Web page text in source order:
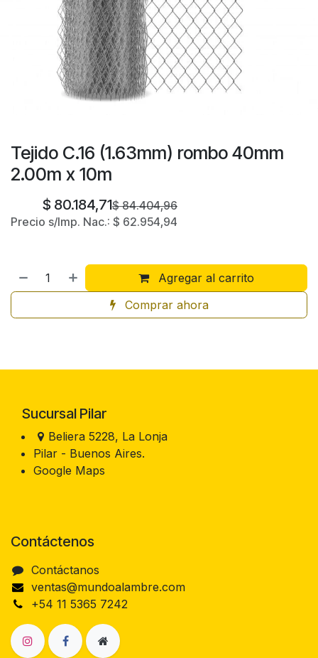
Tejido C.16 (1.63mm) rombo 40mm
2.00m x 10m
$ 80.184,71$84.404,96
Precio s/Imp. Nac.: $ 62.954,94
Agregar al carrito
Comprar ahora
Sucursal Pilar
Beliera 5228, La Lonja
Pilar - Buenos Aires.
Google Maps
Contáctenos
Contáctanos
ventas@mundoalambre.com
+54 11 5365 7242